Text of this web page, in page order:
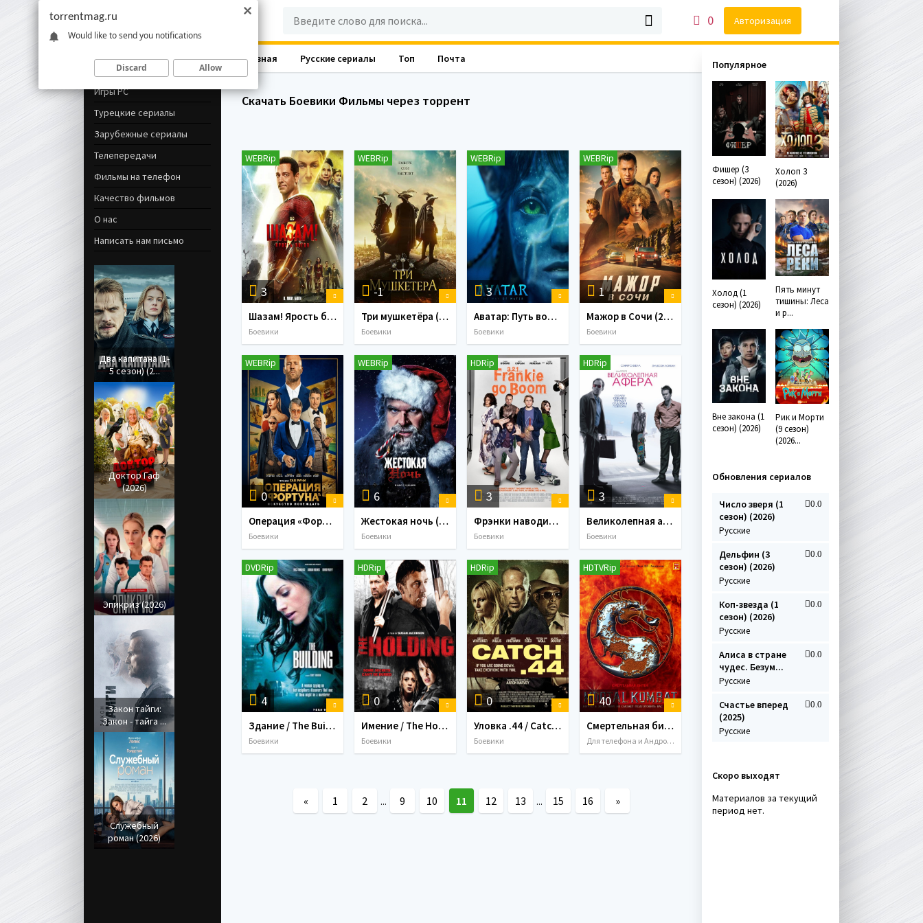
Скачать Боевики Фильмы через торрент
3
WEBRip
Шазам! Ярость богов (2023)
Боевики
-1
WEBRip
Три мушкетёра (2023)
Боевики
3
WEBRip
Аватар: Путь воды (2022)
Боевики
1
WEBRip
Мажор в Сочи (2022)
Боевики
0
WEBRip
Операция «Фортуна»: Искусство побеждать (2022)
Боевики
6
WEBRip
Жестокая ночь (2022)
Боевики
3
HDRip
Фрэнки наводит шорох / Frankie Go Boom (2012) MP4
Боевики
3
HDRip
Великолепная афера / Matchstick Men (2003) МР4
Боевики
4
DVDRip
Здание / The Building (2009)
Боевики
0
HDRip
Имение / The Holding (2011)
Боевики
0
HDRip
Уловка .44 / Catch .44 (2011) MP4
Боевики
40
HDTVRip
Смертельная битва / Mortal Kombat (1995) MP4
Для телефона и Андроида в mp4
« 1 2 ... 9 10 11 12 13 ... 15 16 »
Главная Русские сериалы Топ Почта
Навигация
Игры PC
Турецкие сериалы
Зарубежные сериалы
Телепередачи
Фильмы на телефон
Качество фильмов
О нас
Написать нам письмо
Два капитана (1-
5 сезон) (2...
Доктор Гаф
(2026)
Эпикриз (2026)
Закон тайги:
Закон - тайга ...
Служебный
роман (2026)
Популярное
Фишер (3
сезон) (2026)
Холоп 3
(2026)
Холод (1
сезон) (2026)
Пять минут
тишины: Леса
и р...
Вне закона (1
сезон) (2026)
Рик и Морти
(9 сезон)
(2026...
Обновления сериалов
Число зверя (1
сезон) (2026)
Русские
0.0
Дельфин (3
сезон) (2026)
Русские
0.0
Коп-звезда (1
сезон) (2026)
Русские
0.0
Алиса в стране
чудес. Безум...
Русские
0.0
Счастье вперед
(2025)
Русские
0.0
Скоро выходят
Материалов за текущий
период нет.
0 Авторизация
torrentmag.ru
Would like to send you notifications
Discard Allow